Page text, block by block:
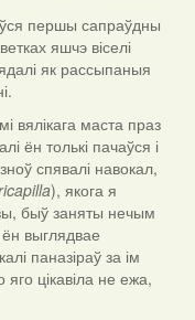
першы сапраўдны
яшчэ віселі
як рассыпаныя
вялікага маста праз
ён толькі пачаўся і
спявалі навокал,
), якога я
быў заняты нечым
выглядвае
паназіраў за ім
яго цікавіла не ежа,